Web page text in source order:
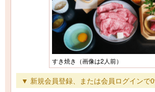
すき焼き（画像は2人前）
▼ 新規会員登録、または会員ログインで